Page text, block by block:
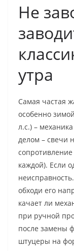
Не
утра
Самая частая
особенно
л.с.) –
делом – свечи
каждой). Если
обходи его
качает ли
при ручной
после замены
штуцеры на